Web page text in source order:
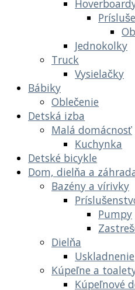
Jednokolky
Truck
Vysielačky
Bábiky
Oblečenie
Detská izba
Malá domácnosť
Kuchynka
Detské bicykle
Dom, dielňa a
Bazény a vírivky
Pumpy
Dielňa
Uskladnenie
Kúpeľne a
Kúpeľnové